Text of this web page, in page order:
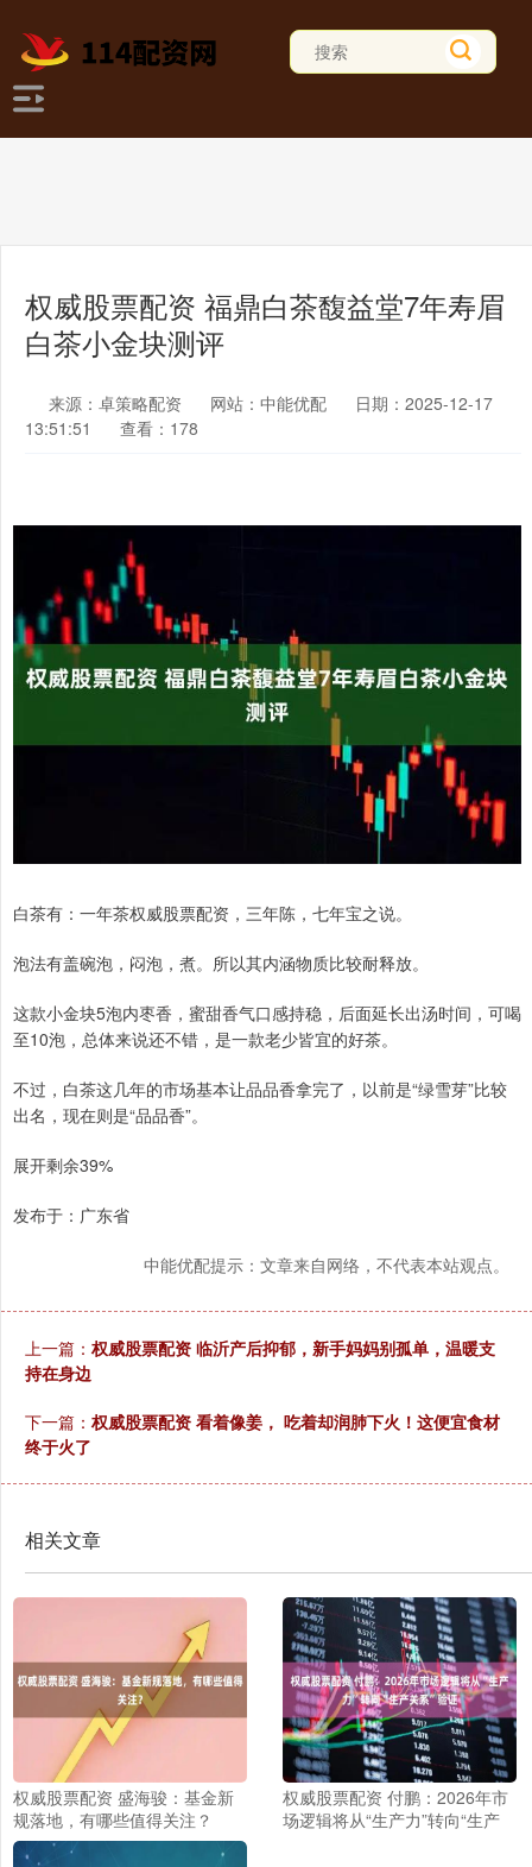
权威股票配资 福鼎白茶馥益堂7年寿眉
白茶小金块测评
来源：卓策略配资 网站：中能优配
日期：2025-12-17
13:51:51
查看：178
白茶有：一年茶权威股票配资，三年陈，七年宝之说。
泡法有盖碗泡，闷泡，煮。所以其内涵物质比较耐释放。
这款小金块5泡内枣香，蜜甜香气口感持稳，后面延长出汤时间，可喝
至10泡，总体来说还不错，是一款老少皆宜的好茶。
不过，白茶这几年的市场基本让品品香拿完了，以前是“绿雪芽”比较
出名，现在则是“品品香”。
展开剩余39%
发布于：广东省
中能优配提示：文章来自网络，不代表本站观点。
上一篇： 权威股票配资 临沂产后抑郁，新手妈妈别孤单，温暖支
持在身边
下一篇： 权威股票配资 看着像姜， 吃着却润肺下火！这便宜食材
终于火了
相关文章
权威股票配资 盛海骏：基金新
规落地，有哪些值得关注？
权威股票配资 付鹏：2026年市
场逻辑将从“生产力”转向“生产